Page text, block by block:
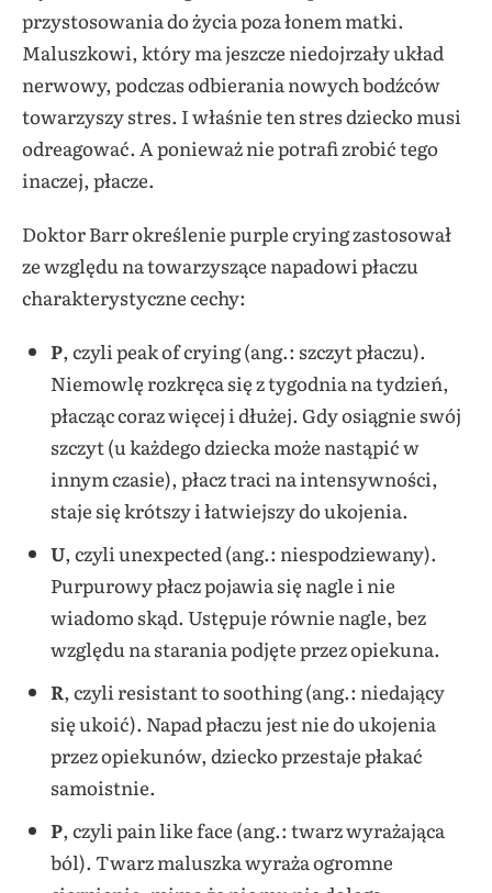
przystosowania do życia poza łonem matki.
Maluszkowi, który ma jeszcze niedojrzały układ
nerwowy, podczas odbierania nowych bodźców
towarzyszy stres. I właśnie ten stres dziecko musi
odreagować. A ponieważ nie potrafi zrobić tego
inaczej, płacze.
Doktor Barr określenie purple crying zastosował
ze względu na towarzyszące napadowi płaczu
charakterystyczne cechy:
P, czyli peak of crying (ang.: szczyt płaczu).
Niemowlę rozkręca się z tygodnia na tydzień,
płacząc coraz więcej i dłużej. Gdy osiągnie swój
szczyt (u każdego dziecka może nastąpić w
innym czasie), płacz traci na intensywności,
staje się krótszy i łatwiejszy do ukojenia.
U, czyli unexpected (ang.: niespodziewany).
Purpurowy płacz pojawia się nagle i nie
wiadomo skąd. Ustępuje równie nagle, bez
względu na starania podjęte przez opiekuna.
R, czyli resistant to soothing (ang.: niedający
się ukoić). Napad płaczu jest nie do ukojenia
przez opiekunów, dziecko przestaje płakać
samoistnie.
P, czyli pain like face (ang.: twarz wyrażająca
ból). Twarz maluszka wyraża ogromne